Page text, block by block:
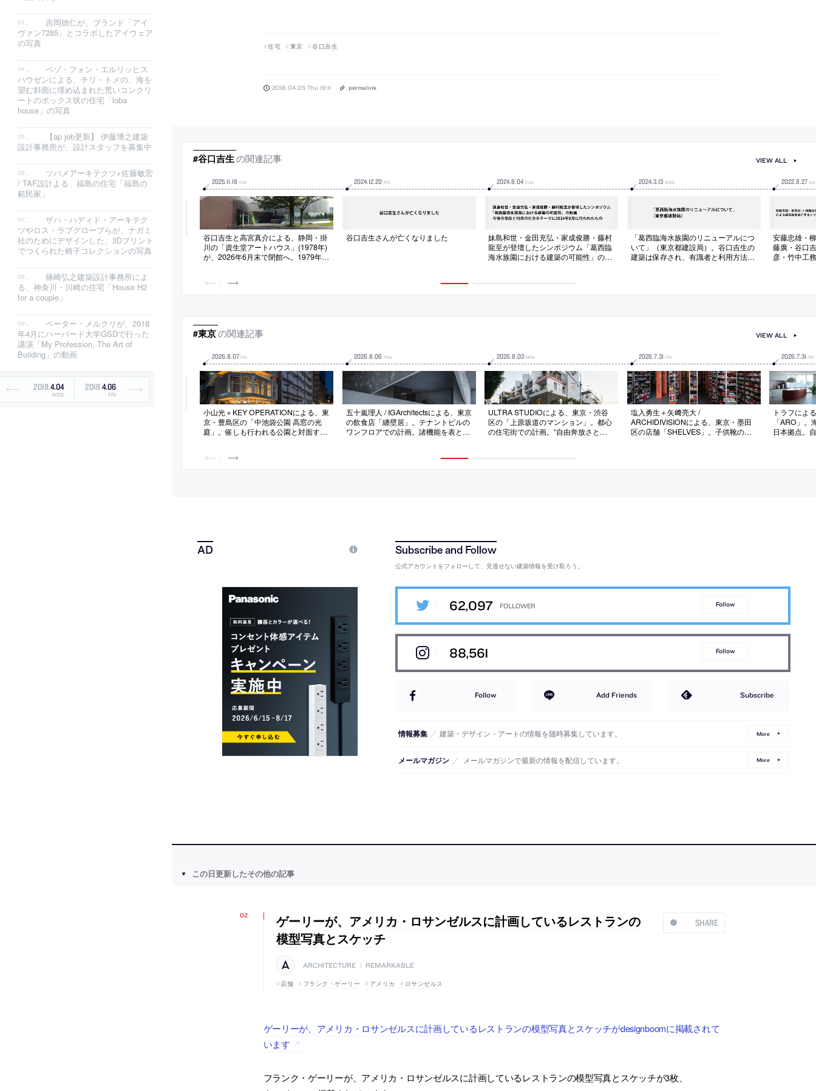
吉岡徳仁が、ブランド「アイ
ヴァン7285」とコラボしたアイウェア
の写真
ペゾ・フォン・エルリッヒス
ハウゼンによる、チリ・トメの、海を
望む斜面に埋め込まれた荒いコンクリ
ートのボックス状の住宅「loba
house」の写真
【ap job更新】 伊藤博之建築
設計事務所が、設計スタッフを募集中
ツバメアーキテクツ+佐藤敏宏
/ TAF設計よる、福島の住宅「福島の
範民家」
ザハ・ハディド・アーキテク
ツやロス・ラブグローブらが、ナガミ
社のためにデザインした、3Dプリント
でつくられた椅子コレクションの写真
篠崎弘之建築設計事務所によ
る、神奈川・川崎の住宅「House H2
for a couple」
ペーター・メルクリが、2018
年4月にハーバード大学GSDで行った
講演「My Profession, The Art of
Building」の動画
2018.4.04
WED
2018.4.06
FRI
住宅 東京 谷口吉生
2018.04.05 Thu 19:11 permalink
#谷口吉生 の関連記事
2025.11.18 TUE
谷口吉生と高宮真介による、静岡・掛
川の「資生堂アートハウス」(1978年)
が、2026年6月末で閉館へ。1979年度
リー”に集約
2024.12.20 FRI
谷口吉生さんが亡くなりました
2024.8.04 SUN
妹島和世・金田充弘・家成俊勝・藤村
龍至が登壇したシンポジウム「葛西臨
海水族園における建築の可能性」の動
2024.3.13 WED
「葛西臨海水族園のリニューアルにつ
いて」（東京都建設局）。谷口吉生の
建築は保存され、有識者と利用方法に
2022.8.27
安藤忠雄・
藤廣・谷口
彦・竹中工
VIEW ALL
#東京の関連記事
2026.8.07 FRI
小山光＋KEY OPERATIONによる、東
京・豊島区の「中池袋公園 高窓の光
庭」。催しも行われる公園と対面する
分を後退させて“植栽を挿入する”断面
構成の建築を考案。内部への視認性の
2026.8.06 THU
五十嵐理人 / IGArchitectsによる、東京
の飲食店「纏壁居」。テナントビルの
ワンフロアでの計画。諸機能を表と裏
空間を考案。左官仕上げで連続性を際
立たせると同時に光と影の豊かな表情
2026.8.03 MON
ULTRA STUDIOによる、東京・渋谷
区の「上原坂道のマンション」。都心
の住宅街での計画。“自由奔放さと凡
て“過剰に拡大解釈と変形”を行う設計
を実践。“新たな自然”をつくり出して
2026.7.31 FRI
塩入勇生＋矢﨑亮大 /
ARCHIDIVISIONによる、東京・墨田
区の店舗「SHELVES」。子供靴のレ
を志向。赤く着色した木材で補強とカ
2026.7.31 FRI
トラフによ
「ARO」
日本拠点。
の家具類も
VIEW ALL
公式アカウントをフォローして、見逃せない建築情報を受け取ろう。
62,097 Follow
88,561 Follow
Follow Add Friends Subscribe
情報募集 ／ 建築・デザイン・アートの情報を随時募集しています。 More
メールマガジン ／ メールマガジンで最新の情報を配信しています。 More
この日更新したその他の記事
SHARE
ゲーリーが、アメリカ・ロサンゼルスに計画しているレストランの
模型写真とスケッチ
ARCHITECTURE | REMARKABLE
店舗 フランク・ゲーリー アメリカ ロサンゼルス
ゲーリーが、アメリカ・ロサンゼルスに計画しているレストランの模型写真とスケッチがdesignboomに掲載されて
います
フランク・ゲーリーが、アメリカ・ロサンゼルスに計画しているレストランの模型写真とスケッチが3枚、